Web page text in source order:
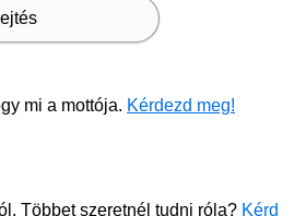
mi a mottója. Kérdezd meg!
Többet szeretnél tudni róla? Kérd